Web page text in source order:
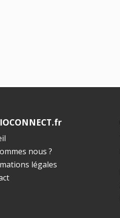
nous ?
légales